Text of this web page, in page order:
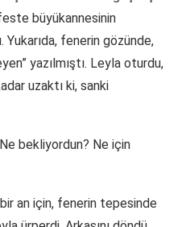
büyükannesinin
fenerin gözünde,
yazılmıştı. Leyla oturdu,
uzaktı ki, sanki
bekliyordun? Ne için
an için, fenerin tepesinde